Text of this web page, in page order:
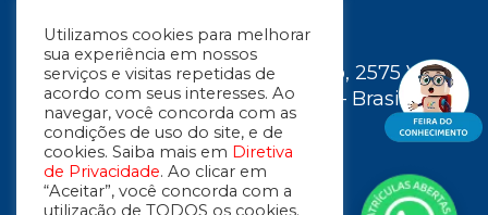
Localização
Rua Major Vicente de Castro, 2575 Vila
Fanny - Curitiba – Paraná – Brasil
Utilizamos cookies para melhorar
sua experiência em nossos
serviços e visitas repetidas de
acordo com seus interesses. Ao
navegar, você concorda com as
condições de uso do site, e de
cookies. Saiba mais em Diretiva
de Privacidade. Ao clicar em
“Aceitar”, você concorda com a
utilização de TODOS os cookies.